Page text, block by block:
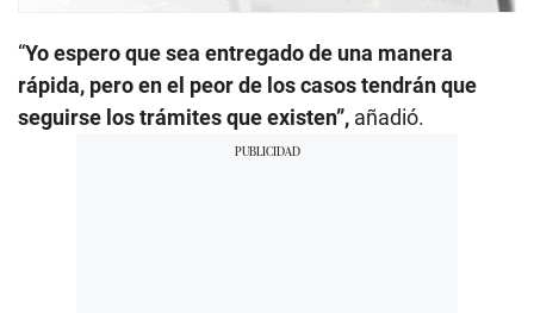
“Yo espero que sea entregado de una manera
rápida, pero en el peor de los casos tendrán que
seguirse los trámites que existen”, añadió.